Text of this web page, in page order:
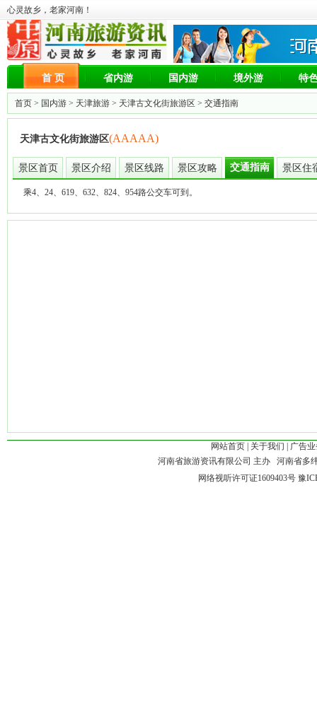
心灵故乡，老家河南！
首 页 省内游 国内游 境外游 特
首页 > 国内游 > 天津旅游 > 天津古文化街旅游区 > 交通指南
天津古文化街旅游区(AAAAA)
景区首页 景区介绍 景区线路 景区攻略 交通指南 景区住
乘4、24、619、632、824、954路公交车可到。
网站首页 关于我们
广告
河南省旅游资讯有限公司 主办 河南省多
网络视听许可证1609403号豫